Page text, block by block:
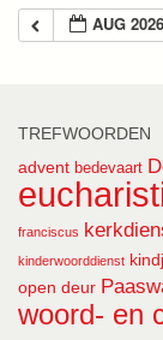
AUG 2026
TREFWOORDEN
advent bedevaart
franciscus
kinderwoorddienst
open deur
woord- en